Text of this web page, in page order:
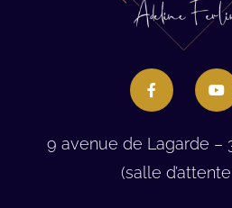
9 avenue de Lagarde –
(salle d’attente